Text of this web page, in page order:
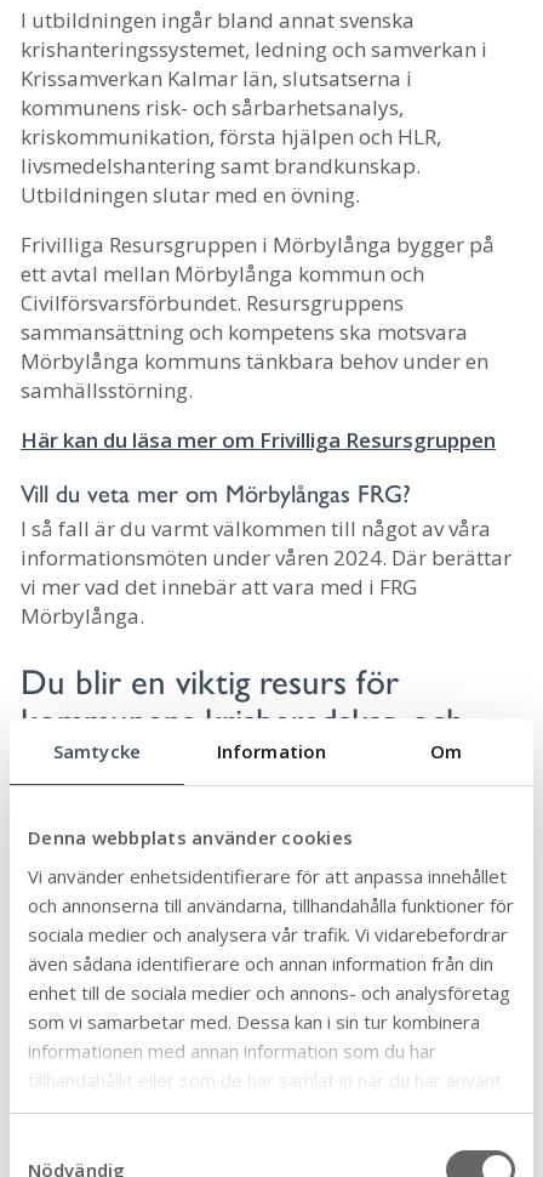
Samtycke Information Om
Denna webbplats använder cookies
Vi använder enhetsidentifierare för att anpassa innehållet
och annonserna till användarna, tillhandahålla funktioner för
sociala medier och analysera vår trafik. Vi vidarebefordrar
även sådana identifierare och annan information från din
enhet till de sociala medier och annons- och analysföretag
som vi samarbetar med. Dessa kan i sin tur kombinera
informationen med annan information som du har
tillhandahållit eller som de har samlat in när du har använt
deras tjänster.
Nödvändig
I utbildningen ingår bland annat svenska
krishanteringssystemet, ledning och samverkan i
Krissamverkan Kalmar län, slutsatserna i
kommunens risk- och sårbarhetsanalys,
kriskommunikation, första hjälpen och HLR,
livsmedelshantering samt brandkunskap.
Utbildningen slutar med en övning.
Frivilliga Resursgruppen i Mörbylånga bygger på
ett avtal mellan Mörbylånga kommun och
Civilförsvarsförbundet. Resursgruppens
sammansättning och kompetens ska motsvara
Mörbylånga kommuns tänkbara behov under en
samhällsstörning.
Här kan du läsa mer om Frivilliga Resursgruppen
Vill du veta mer om Mörbylångas FRG?
I så fall är du varmt välkommen till något av våra
informationsmöten under våren 2024. Där berättar
vi mer vad det innebär att vara med i FRG
Mörbylånga.
Du blir en viktig resurs för
kommunens krisberedskap och
totalförsvar
det civila försvaret. Det innebär att du kan bli
när regeringen beslutar om höjd beredskap och
allmän tjänsteplikt.
Vem kan anmäla sig?
Du behöver:
• ha fyllt 18 år
• bo på Öland
• kunna arbeta på givet mandat mot ett gemensamt
mål på egen hand och tillsammans med andra